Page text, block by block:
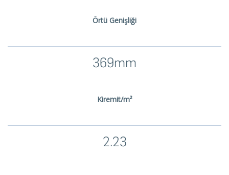
Örtü Genişliği
369mm
Kiremit/m²
2.23